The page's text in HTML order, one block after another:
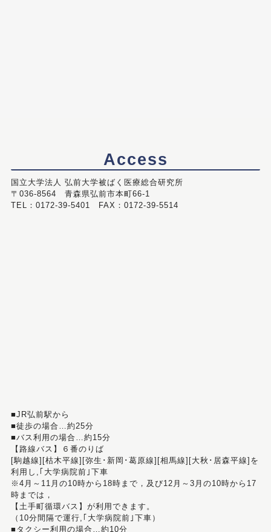
Access
国立大学法人 弘前大学被ばく医療総合研究所
〒036-8564 青森県弘前市本町66-1
TEL：0172-39-5401 FAX：0172-39-5514
■JR弘前駅から
■徒歩の場合…約25分
■バス利用の場合…約15分
【路線バス】６番のりば
[駒越線][枯木平線][弥生･新岡･葛原線][相馬線][大秋･居森平線]を
利用し,｢大学病院前｣下車
※4月～11月の10時から18時まで，及び12月～3月の10時から17
時までは，
【土手町循環バス】が利用できます。
（10分間隔で運行,｢大学病院前｣下車）
■タクシー利用の場合…約10分